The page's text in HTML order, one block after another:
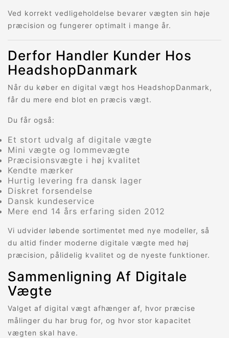
Ved korrekt vedligeholdelse bevarer vægten sin høje
præcision og fungerer optimalt i mange år.
Derfor Handler Kunder Hos
HeadshopDanmark
Når du køber en digital vægt hos HeadshopDanmark,
får du mere end blot en præcis vægt.
Du får også:
Et stort udvalg af digitale vægte
Mini vægte og lommevægte
Præcisionsvægte i høj kvalitet
Kendte mærker
Hurtig levering fra dansk lager
Diskret forsendelse
Dansk kundeservice
Mere end 14 års erfaring siden 2012
Vi udvider løbende sortimentet med nye modeller, så
du altid finder moderne digitale vægte med høj
præcision, pålidelig kvalitet og de nyeste funktioner.
Sammenligning Af Digitale
Vægte
Valget af digital vægt afhænger af, hvor præcise
målinger du har brug for, og hvor stor kapacitet
vægten skal have.